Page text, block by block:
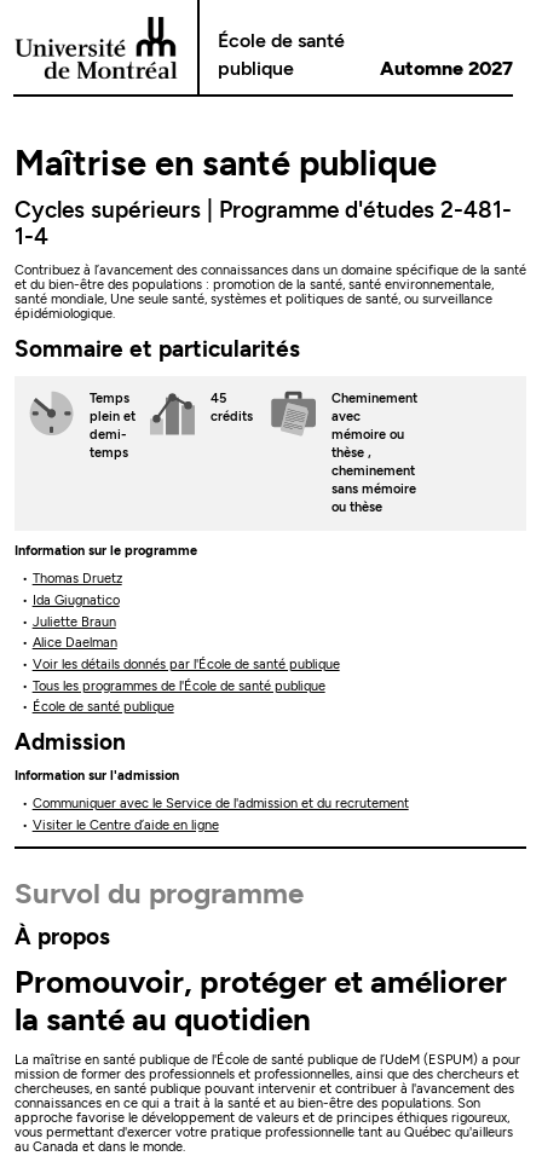
Passer au contenu
École de santé
publique
Automne 2027
Maîtrise en santé publique
Cycles supérieurs | Programme d'études 2-481-
1-4
Contribuez à l’avancement des connaissances dans un domaine spécifique de la santé
et du bien-être des populations : promotion de la santé, santé environnementale,
santé mondiale, Une seule santé, systèmes et politiques de santé, ou surveillance
épidémiologique.
Sommaire et particularités
Temps
plein et
demi-
temps
45
crédits
Cheminement
avec
mémoire ou
thèse ,
cheminement
sans mémoire
ou thèse
Information sur le programme
Thomas Druetz
Ida Giugnatico
Juliette Braun
Alice Daelman
Voir les détails donnés par l'École de santé publique
Tous les programmes de l'École de santé publique
École de santé publique
Admission
Information sur l'admission
Communiquer avec le Service de l'admission et du recrutement
Visiter le Centre d’aide en ligne
Survol du programme
À propos
Promouvoir, protéger et améliorer
la santé au quotidien
La maîtrise en santé publique de l'École de santé publique de l’UdeM (ESPUM) a pour
mission de former des professionnels et professionnelles, ainsi que des chercheurs et
chercheuses, en santé publique pouvant intervenir et contribuer à l'avancement des
connaissances en ce qui a trait à la santé et au bien-être des populations. Son
approche favorise le développement de valeurs et de principes éthiques rigoureux,
vous permettant d'exercer votre pratique professionnelle tant au Québec qu'ailleurs
au Canada et dans le monde.